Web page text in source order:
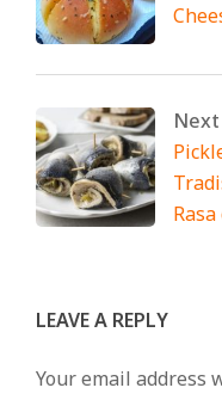
LEAVE A REPLY
Your email address